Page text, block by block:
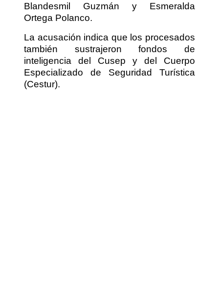
Blandesmil Guzmán y Esmeralda
Ortega Polanco.
La acusación indica que los procesados
también sustrajeron fondos de
inteligencia del Cusep y del Cuerpo
Especializado de Seguridad Turística
(Cestur).